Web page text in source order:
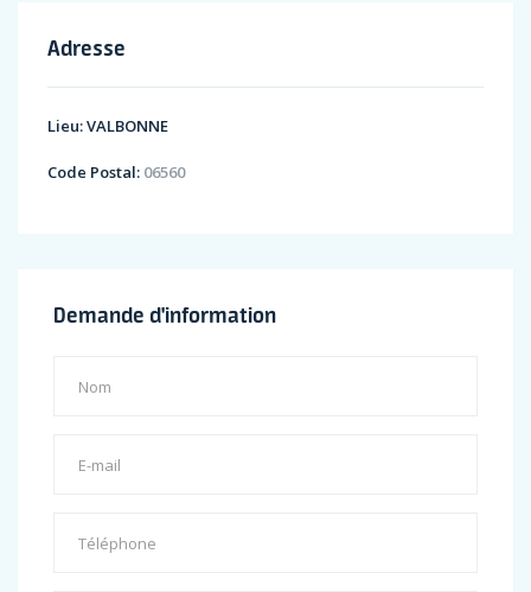
Adresse
Lieu:VALBONNE
Code Postal: 06560
Demande d'information